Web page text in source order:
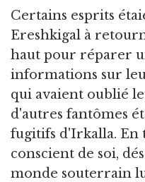
Certains esprits
Ereshkigal à
haut pour réparer
informations sur
qui avaient oublié
d'autres fantômes
fugitifs d'Irkalla. En
conscient de soi,
monde souterrain